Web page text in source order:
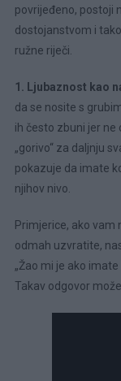
povrijeđeno, postoji
dostojanstvom i
ružne riječi.
1. Ljubaznost kao
da se nosite s
ih često zbuni jer ne
„gorivo“ za daljnju
pokazuje da imate
njihov nivo.
Primjerice, ako vam
odmah uzvratite,
„Žao mi je ako
Takav odgovor